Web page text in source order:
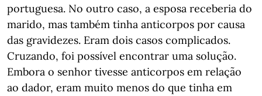
portuguesa. No outro caso, a esposa receberia do
marido, mas também tinha anticorpos por causa
das gravidezes. Eram dois casos complicados.
Cruzando, foi possível encontrar uma solução.
Embora o senhor tivesse anticorpos em relação
ao dador, eram muito menos do que tinha em